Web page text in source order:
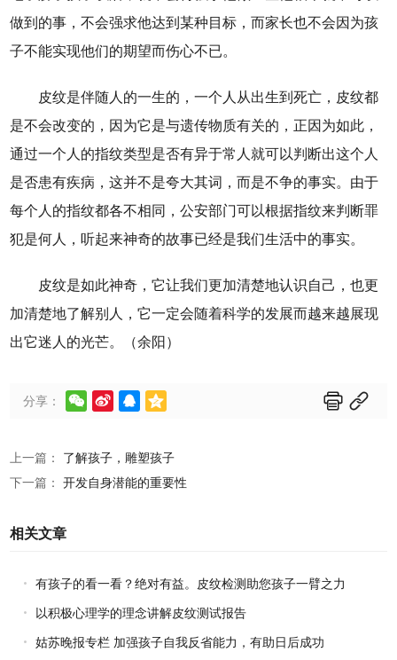
做到的事，不会强求他达到某种目标，而家长也不会因为孩
子不能实现他们的期望而伤心不已。
皮纹是伴随人的一生的，一个人从出生到死亡，皮纹都
是不会改变的，因为它是与遗传物质有关的，正因为如此，
通过一个人的指纹类型是否有异于常人就可以判断出这个人
是否患有疾病，这并不是夸大其词，而是不争的事实。由于
每个人的指纹都各不相同，公安部门可以根据指纹来判断罪
犯是何人，听起来神奇的故事已经是我们生活中的事实。
皮纹是如此神奇，它让我们更加清楚地认识自己，也更
加清楚地了解别人，它一定会随着科学的发展而越来越展现
出它迷人的光芒。（余阳）
分享：      
上一篇： 了解孩子，雕塑孩子
下一篇：开发自身潜能的重要性
相关文章
有孩子的看一看？绝对有益。皮纹检测助您孩子一臂之力
以积极心理学的理念讲解皮纹测试报告
姑苏晚报专栏 加强孩子自我反省能力，有助日后成功